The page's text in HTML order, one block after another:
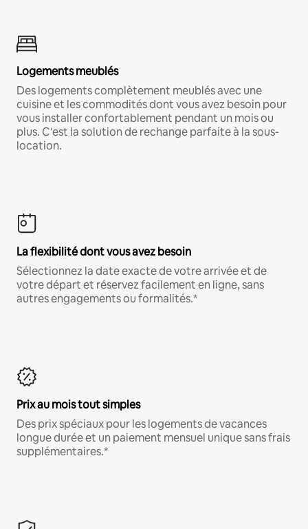
Logements meublés
Des logements complètement meublés avec une
cuisine et les commodités dont vous avez besoin pour
vous installer confortablement pendant un mois ou
plus. C'est la solution de rechange parfaite à la sous-
location.
La flexibilité dont vous avez besoin
Sélectionnez la date exacte de votre arrivée et de
votre départ et réservez facilement en ligne, sans
autres engagements ou formalités.*
Prix au mois tout simples
Des prix spéciaux pour les logements de vacances
longue durée et un paiement mensuel unique sans frais
supplémentaires.*